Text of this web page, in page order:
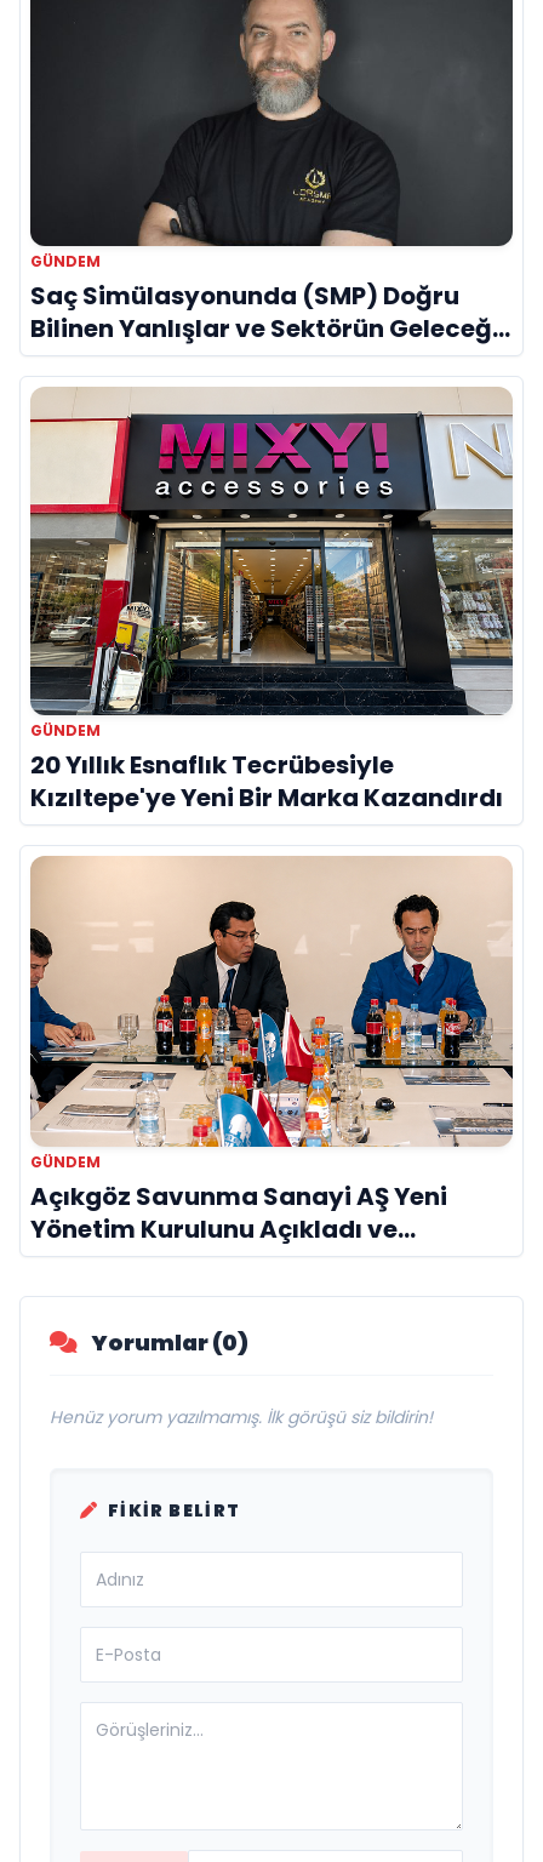
GÜNDEM
Saç Simülasyonunda (SMP) Doğru
Bilinen Yanlışlar ve Sektörün Geleceği:
Onur Akdeniz ile Özel Röportaj
GÜNDEM
20 Yıllık Esnaflık Tecrübesiyle
Kızıltepe'ye Yeni Bir Marka Kazandırdı
GÜNDEM
Açıkgöz Savunma Sanayi AŞ Yeni
Yönetim Kurulunu Açıkladı ve
Savunma Sanayinde Küresel Vizyon
Vurgusu
Yorumlar (0)
Henüz yorum yazılmamış. İlk görüşü siz bildirin!
FIKIR BELIRT